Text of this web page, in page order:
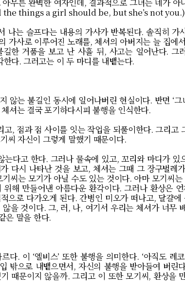
the things a girl should be, but she’s not you.)
나는 슬프다는 내용의 가사가 반복된다.솔직히 가
가사로 이루어진 노래를,체셔의 아버지는 늘 집에
길한 거품을 보고 난 사흘 뒤, 사고는 일어난다.그
한다. 그러고는 이 두 마디를 내뱉는다.
않는 불길인 동시에 일어나버린 현실이다. 반면 ‘그
체셔는 결국 포기하다시피 불행을 인식한다.
고, 점과 점 사이를 잇는 작업을 되풀이한다.그리고
씨 자신이 그렇게 말했기 때문이다.
는다고 한다. 그러나 물속에 있고,꼬리와 마디가 있
다시 나타난 것을 보고, 체셔는 그때 그 장구벌레
기씨는 모기가 아닐 수도 있는 것이다. 아마 모기씨
해 만들어낸 아름다운 환각이다.그러나 환상은
으로 다가오게 된다.간병인 미오가 떠나고, 달걀에
을 것이다.그, 러, 나, 여기서 우리는 체셔가 너무
은 말을 한다.
다. 이 ‘엘비스’또한 불행을 의미한다. ‘아직도 레
밖으로 내뱉으면서, 자신의 불행을 받아들여 버린
때문이지 않을까.그리고 이 또한 모기씨, 환상을